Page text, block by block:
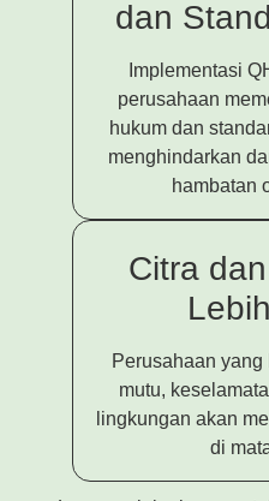
dan
Implementasi
perusahaan
hukum dan
menghindarkan
hambatan
Citra
Perusahaan
mutu,
lingkungan akan
di